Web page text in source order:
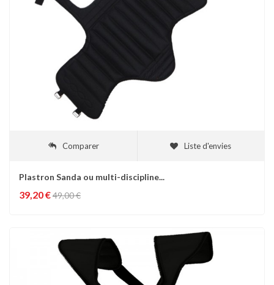
Comparer Liste d'envies
Plastron Sanda ou multi-discipline...
39,20 €49,00 €